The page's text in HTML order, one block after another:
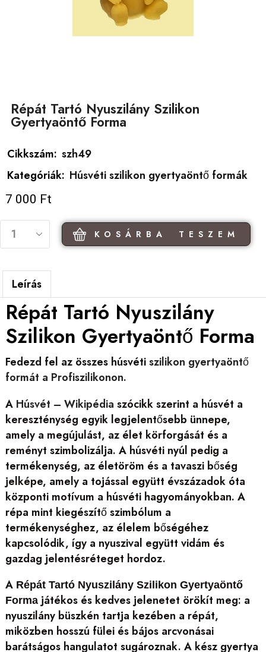
Répát Tartó Nyuszilány Szilikon
Gyertyaöntő Forma
Cikkszám: szh49
Kategóriák: Húsvéti szilikon gyertyaöntő formák
7 000 Ft
KOSÁRBA TESZEM
Leírás
Répát Tartó Nyuszilány
Szilikon Gyertyaöntő Forma
Fedezd fel az összes húsvétiszilikon gyertyaöntő
formát a Profiszilikonon.
A Húsvét – Wikipédia szócikk szerint a húsvét a
kereszténység egyik legjelentősebb ünnepe,
amely a megújulást, az élet körforgását és a
reményt szimbolizálja. A húsvéti nyúl pedig a
termékenység, az életöröm és a tavaszi bőség
jelképe, amely a tojással együtt évszázadok óta
központi motívum a húsvéti hagyományokban. A
répa mint kiegészítő szimbólum a
termékenységhez, az élelem bőségéhez
kapcsolódik, így a nyuszival együtt vidám és
gazdag jelentésréteget hordoz.
A Répát Tartó Nyuszilány Szilikon Gyertyaöntő
Formajátékos és kedves jelenetet örökít meg: a
nyuszilány büszkén tartja kezében a répát,
miközben hosszú fülei és bájos arcvonásai
barátságos hangulatot sugároznak. A kész gyertya